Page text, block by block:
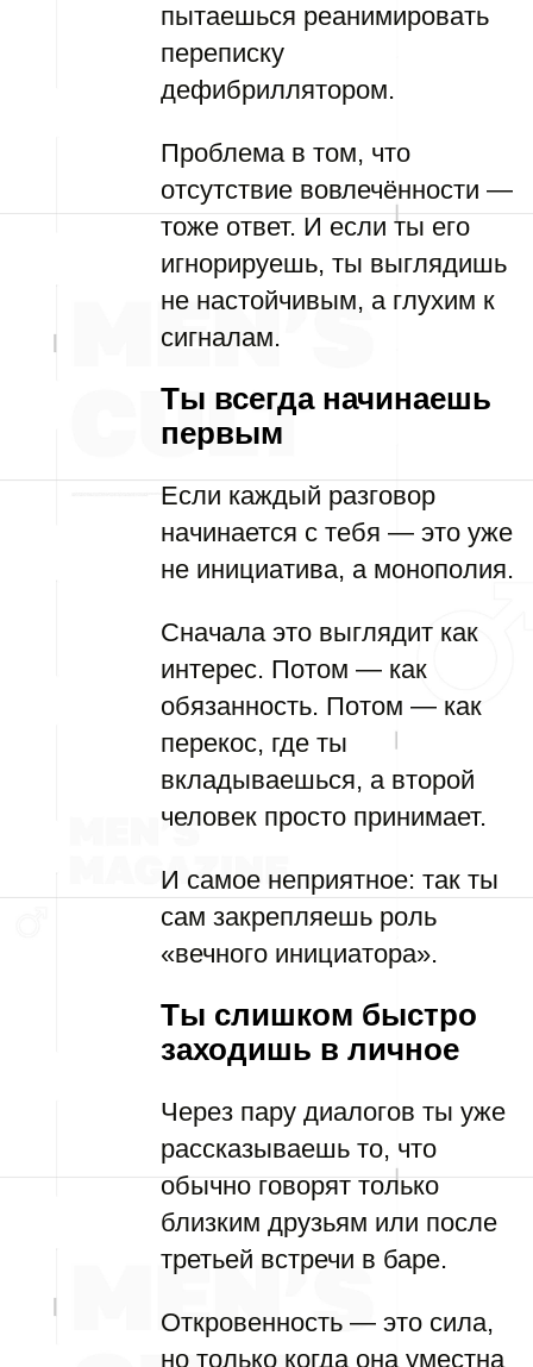
пытаешься реанимировать
переписку
дефибриллятором.
Проблема в том, что
отсутствие вовлечённости —
тоже ответ. И если ты его
игнорируешь, ты выглядишь
не настойчивым, а глухим к
сигналам.
Ты всегда начинаешь
первым
Если каждый разговор
начинается с тебя — это уже
не инициатива, а монополия.
Сначала это выглядит как
интерес. Потом — как
обязанность. Потом — как
перекос, где ты
вкладываешься, а второй
человек просто принимает.
И самое неприятное: так ты
сам закрепляешь роль
«вечного инициатора».
Ты слишком быстро
заходишь в личное
Через пару диалогов ты уже
рассказываешь то, что
обычно говорят только
близким друзьям или после
третьей встречи в баре.
Откровенность — это сила,
но только когда она уместна